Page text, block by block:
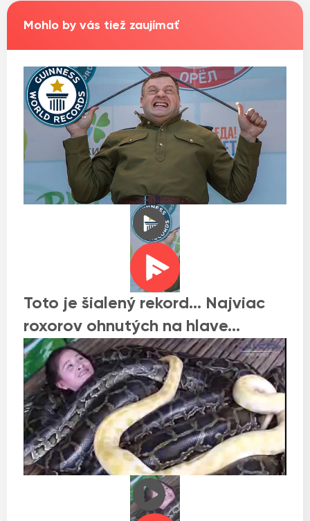
Mohlo by vás tiež zaujímať
Toto je šialený rekord… Najviac
roxorov ohnutých na hlave…